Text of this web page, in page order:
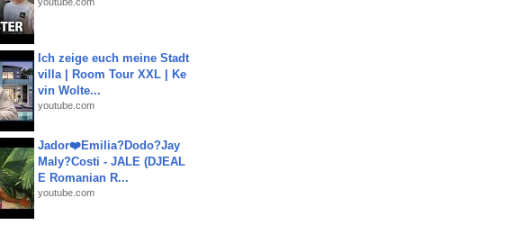
Ich zeige euch meine Stadt
villa | Room Tour XXL | Ke
vin Wolte...
youtube.com
Jador❤️Emilia?Dodo?Jay
Maly?Costi - JALE (DJEAL
E Romanian R...
youtube.com